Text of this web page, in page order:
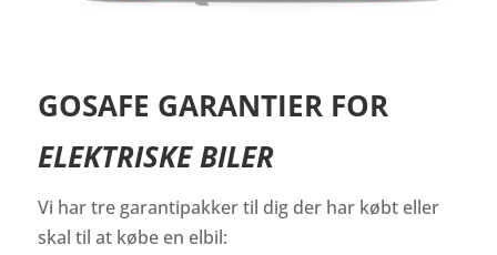
GOSAFE GARANTIER FOR
ELEKTRISKE BILER
Vi har tre garantipakker til dig der har købt eller
skal til at købe en elbil: